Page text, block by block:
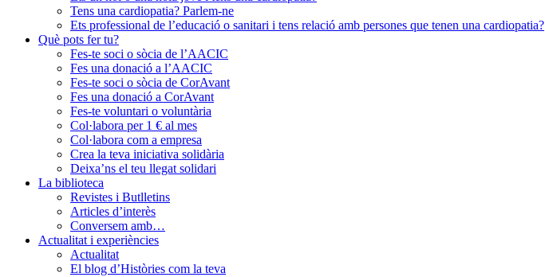
Tens una cardiopatia? Parlem-ne
Ets professional de l’educació o sanitari i tens relació amb persones que tenen una cardiopatia?
Què pots fer tu?
Fes-te soci o sòcia de l’AACIC
Fes una donació a l’AACIC
Fes-te soci o sòcia de CorAvant
Fes una donació a CorAvant
Fes-te voluntari o voluntària
Col·labora per 1 € al mes
Col·labora com a empresa
Crea la teva iniciativa solidària
Deixa’ns el teu llegat solidari
La biblioteca
Revistes i Butlletins
Articles d’interès
Conversem amb…
Actualitat i experiències
Actualitat
El blog d’Històries com la teva